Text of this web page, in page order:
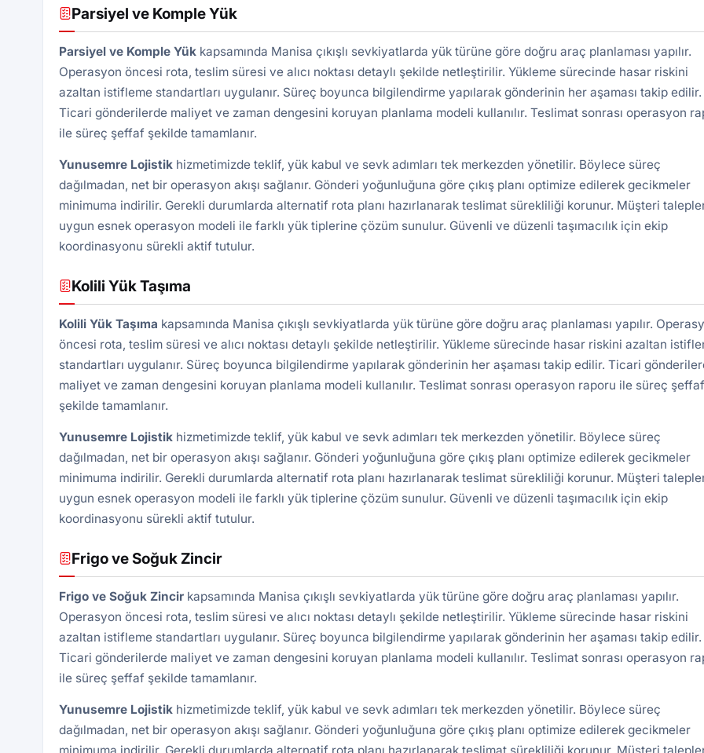
Parsiyel ve Komple Yük
Parsiyel ve Komple Yükkapsamında Manisa çıkışlı sevkiyatlarda yük türüne göre doğru araç planlaması yapılır.
Operasyon öncesi rota, teslim süresi ve alıcı noktası detaylı şekilde netleştirilir. Yükleme sürecinde hasar riskini
azaltan istifleme standartları uygulanır. Süreç boyunca bilgilendirme yapılarak gönderinin her aşaması takip edilir.
Ticari gönderilerde maliyet ve zaman dengesini koruyan planlama modeli kullanılır. Teslimat sonrası operasyon
ile süreç şeffaf şekilde tamamlanır.
Yunusemre Lojistikhizmetimizde teklif, yük kabul ve sevk adımları tek merkezden yönetilir. Böylece süreç
dağılmadan, net bir operasyon akışı sağlanır. Gönderi yoğunluğuna göre çıkış planı optimize edilerek gecikmeler
minimuma indirilir. Gerekli durumlarda alternatif rota planı hazırlanarak teslimat sürekliliği korunur. Müşteri
uygun esnek operasyon modeli ile farklı yük tiplerine çözüm sunulur. Güvenli ve düzenli taşımacılık için ekip
koordinasyonu sürekli aktif tutulur.
Kolili Yük Taşıma
Kolili Yük Taşıma kapsamında Manisa çıkışlı sevkiyatlarda yük türüne göre doğru araç planlaması yapılır.
öncesi rota, teslim süresi ve alıcı noktası detaylı şekilde netleştirilir. Yükleme sürecinde hasar riskini azaltan
standartları uygulanır. Süreç boyunca bilgilendirme yapılarak gönderinin her aşaması takip edilir. Ticari
maliyet ve zaman dengesini koruyan planlama modeli kullanılır. Teslimat sonrası operasyon raporu ile süreç şeffaf
şekilde tamamlanır.
Yunusemre Lojistikhizmetimizde teklif, yük kabul ve sevk adımları tek merkezden yönetilir. Böylece süreç
dağılmadan, net bir operasyon akışı sağlanır. Gönderi yoğunluğuna göre çıkış planı optimize edilerek gecikmeler
minimuma indirilir. Gerekli durumlarda alternatif rota planı hazırlanarak teslimat sürekliliği korunur. Müşteri
uygun esnek operasyon modeli ile farklı yük tiplerine çözüm sunulur. Güvenli ve düzenli taşımacılık için ekip
koordinasyonu sürekli aktif tutulur.
Frigo ve Soğuk Zincir
Frigo ve Soğuk Zincirkapsamında Manisa çıkışlı sevkiyatlarda yük türüne göre doğru araç planlaması yapılır.
Operasyon öncesi rota, teslim süresi ve alıcı noktası detaylı şekilde netleştirilir. Yükleme sürecinde hasar riskini
azaltan istifleme standartları uygulanır. Süreç boyunca bilgilendirme yapılarak gönderinin her aşaması takip edilir.
Ticari gönderilerde maliyet ve zaman dengesini koruyan planlama modeli kullanılır. Teslimat sonrası operasyon
ile süreç şeffaf şekilde tamamlanır.
Yunusemre Lojistikhizmetimizde teklif, yük kabul ve sevk adımları tek merkezden yönetilir. Böylece süreç
dağılmadan, net bir operasyon akışı sağlanır. Gönderi yoğunluğuna göre çıkış planı optimize edilerek gecikmeler
minimuma indirilir. Gerekli durumlarda alternatif rota planı hazırlanarak teslimat sürekliliği korunur. Müşteri